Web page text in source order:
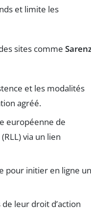
et limite les
sites comme
et les modalités
agréé.
européenne de
via un lien
pour initier en ligne
leur droit d’action